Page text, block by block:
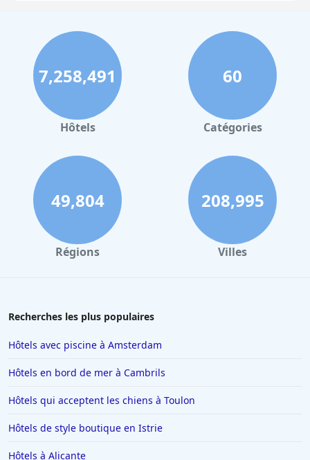
Hôtels à Perpignan
Hôtels au Grand-Bornand
Hôtels à Strasbourg
Hôtels à Valence
Hôtels à Gerardmer
Hôtels à Deauville
Hôtels à Bayonne
Hôtels aux Sables d Olonne
Hôtels au Touquet-Paris-Plage
Hôtels au Lavandou
Hôtels à Valence
Hôtels à Risoul
Hôtels à Toulouse
7,258,491
Hôtels
60
Catégories
49,804
Régions
208,995
Villes
Recherches les plus populaires
Hôtels avec piscine à Amsterdam
Hôtels en bord de mer à Cambrils
Hôtels qui acceptent les chiens à Toulon
Hôtels de style boutique en Istrie
Hôtels à Alicante